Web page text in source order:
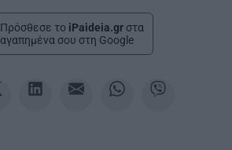
Πρόσθεσε το iPaideia.gr στα
αγαπημένα σου στη Google